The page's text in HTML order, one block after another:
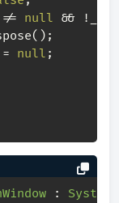
null &&
null ;
: